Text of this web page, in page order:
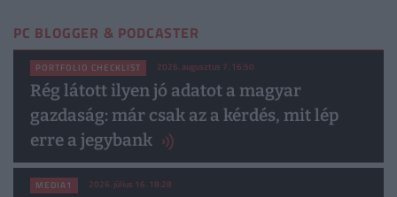
PC BLOGGER & PODCASTER
PORTFOLIO CHECKLIST 2026. augusztus 7. 16:50
Rég látott ilyen jó adatot a magyar
gazdaság: már csak az a kérdés, mit lép
erre a jegybank
MEDIA1 2026. július 16. 18:28